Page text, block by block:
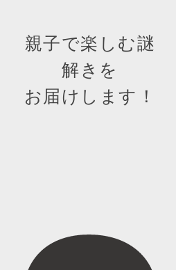
親子で楽しむ謎
解きを
お届けします！